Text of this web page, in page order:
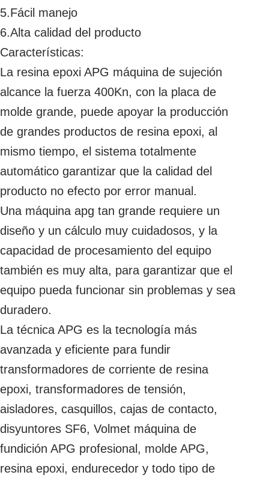
5.Fácil manejo
6.Alta calidad del producto
Características:
La resina epoxi APG máquina de sujeción
alcance la fuerza 400Kn, con la placa de
molde grande, puede apoyar la producción
de grandes productos de resina epoxi, al
mismo tiempo, el sistema totalmente
automático garantizar que la calidad del
producto no efecto por error manual.
Una máquina apg tan grande requiere un
diseño y un cálculo muy cuidadosos, y la
capacidad de procesamiento del equipo
también es muy alta, para garantizar que el
equipo pueda funcionar sin problemas y sea
duradero.
La técnica APG es la tecnología más
avanzada y eficiente para fundir
transformadores de corriente de resina
epoxi, transformadores de tensión,
aisladores, casquillos, cajas de contacto,
disyuntores SF6, Volmet máquina de
fundición APG profesional, molde APG,
resina epoxi, endurecedor y todo tipo de